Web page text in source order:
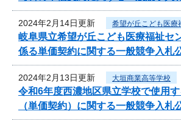
2024年2月14日更新 希望が丘こども医療
岐阜県立希望が丘こども医療福祉セ
係る単価契約に関する一般競争入札
2024年2月13日更新 大垣商業高等学校
令和6年度西濃地区県立学校で使用
（単価契約）に関する一般競争入札